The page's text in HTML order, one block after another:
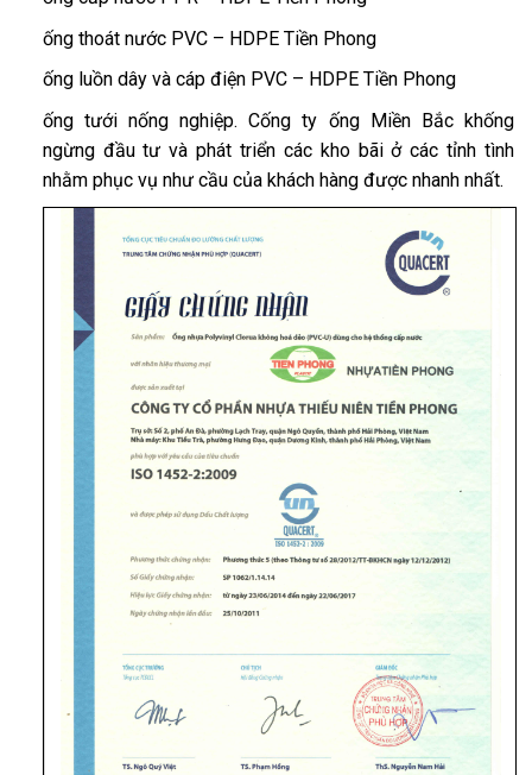
ống thoát nước PVC – HDPE Tiền Phong
ống luồn dây và cáp điện PVC – HDPE Tiền Phong
ống tưới nống nghiệp. Cống ty ống Miền Bắc khống
ngừng đầu tư và phát triển các kho bãi ở các tỉnh tình
nhằm phục vụ như cầu của khách hàng được nhanh nhất.